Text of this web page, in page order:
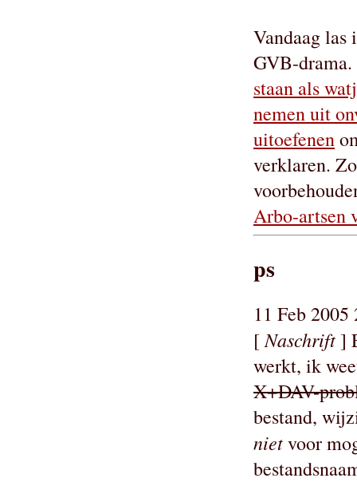
Vandaag
GVB-
staan als
nemen uit
uitoefenen
verklaren.
Arbo-artsen
ps
11 Feb 2005
[Naschrift]
werkt, ik
X+DAV-
bestand,
nietvoor